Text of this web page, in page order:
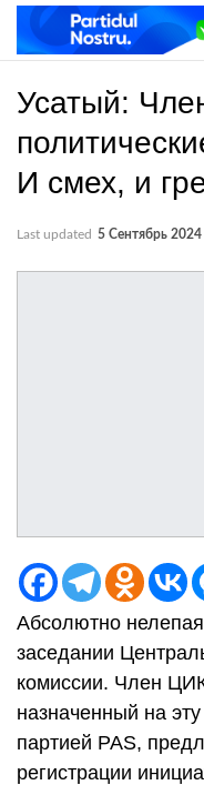
Усатый:
И смех, и
Last updated 5 Сентябрь 2024
Абсолютно
заседании
комиссии. Член
назначенный на
партией PAS,
регистрации